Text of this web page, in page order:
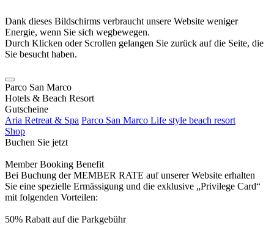
Dank dieses Bildschirms verbraucht unsere Website weniger
Energie, wenn Sie sich wegbewegen.
Durch Klicken oder Scrollen gelangen Sie zurück auf die Seite, die
Sie besucht haben.
Parco San Marco
Hotels & Beach Resort
Gutscheine
Aria Retreat & Spa Parco San Marco Life style beach resort
Shop
Buchen Sie jetzt
Member Booking Benefit
Bei Buchung der MEMBER RATE auf unserer Website erhalten
Sie eine spezielle Ermässigung und die exklusive „Privilege Card“
mit folgenden Vorteilen:
50% Rabatt auf die Parkgebühr